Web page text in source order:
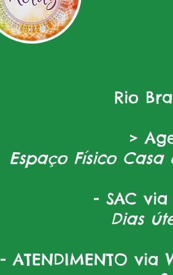
Rio
>
Espaço Físico Casa
- SAC via
Dias
- ATENDIMENTO via